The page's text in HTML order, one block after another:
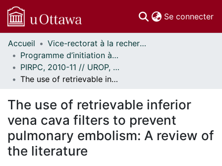
Se connecter
Communautés
et collections
Parcourir
Statistiques
À propos
Accueil
Vice-rectorat à la recherche // Office of the V-P, Research
Programme d’initiation à la recherche au premier cycle (PIRPC) // Undergraduate Research Opportunity Program (UROP)
PIRPC, 2010-11 // UROP, 2010-11
The use of retrievable inferior vena cava filters to prevent pulmonary embolism: A review of the literature
The use of retrievable inferior
vena cava filters to prevent
pulmonary embolism: A review of
the literature